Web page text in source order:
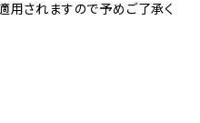
用されますので予めご了承く